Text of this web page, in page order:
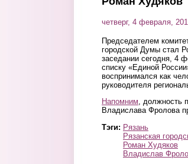
четверг, 4 февраля,
Председателем
городской Думы стал
заседании сегодня, 4
списку «Единой
воспринимался как
руководителя
Напомним, должность
Владислава Фролова
Тэги: Рязань
Рязанская
Роман Худяков
Владислав